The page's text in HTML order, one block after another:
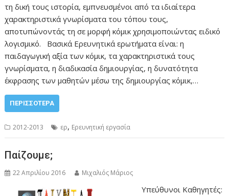
τη δική τους ιστορία, εμπνευσμένοι από τα ιδιαίτερα
χαρακτηριστικά γνωρίσματα του τόπου τους,
αποτυπώνοντάς τη σε μορφή κόμικ χρησιμοποιώντας ειδικό
λογισμικό. Βασικά Ερευνητικά ερωτήματα είναι: η
παιδαγωγική αξία των κόμικ, τα χαρακτηριστικά τους
γνωρίσματα, η διαδικασία δημιουργίας, η δυνατότητα
έκφρασης των μαθητών μέσω της δημιουργίας κόμικ,…
ΠΕΡΙΣΣΌΤΕΡΑ
2012-2013 ερ, Ερευνητική εργασία
Παίζουμε;
22 Απριλίου 2016 Μιχαλιός Μάριος
Υπεύθυνοι Καθηγητές: